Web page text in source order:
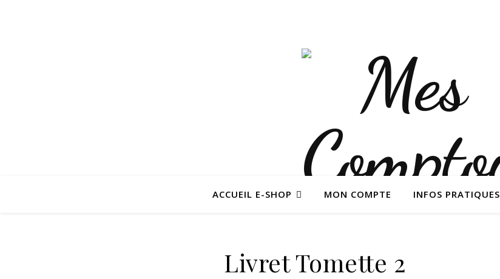
ACCUEIL E-SHOP MON COMPTE INFOS PRATIQUES
Livret Tomette 2